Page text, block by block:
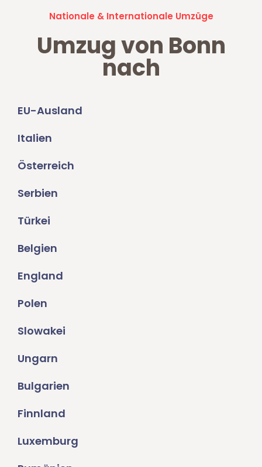
Nationale & Internationale Umzüge
Umzug von Bonn
nach
EU-Ausland
Italien
Österreich
Serbien
Türkei
Belgien
England
Polen
Slowakei
Ungarn
Bulgarien
Finnland
Luxemburg